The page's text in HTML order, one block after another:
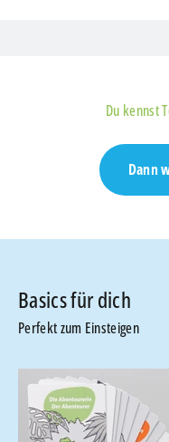
Du kennst
Dann
Perfekt zum Einsteigen